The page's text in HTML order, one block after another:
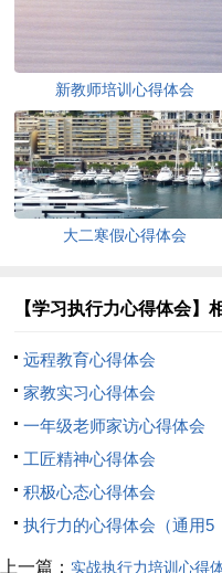
新教师培训心得体会
大二寒假心得体会
【学习执行力心得体会】
远程教育心得体会
家教实习心得体会
一年级老师家访心得体会
工匠精神心得体会
积极心态心得体会
执行力的心得体会（通用5
篇）
上一篇： 实战执行力培训心得